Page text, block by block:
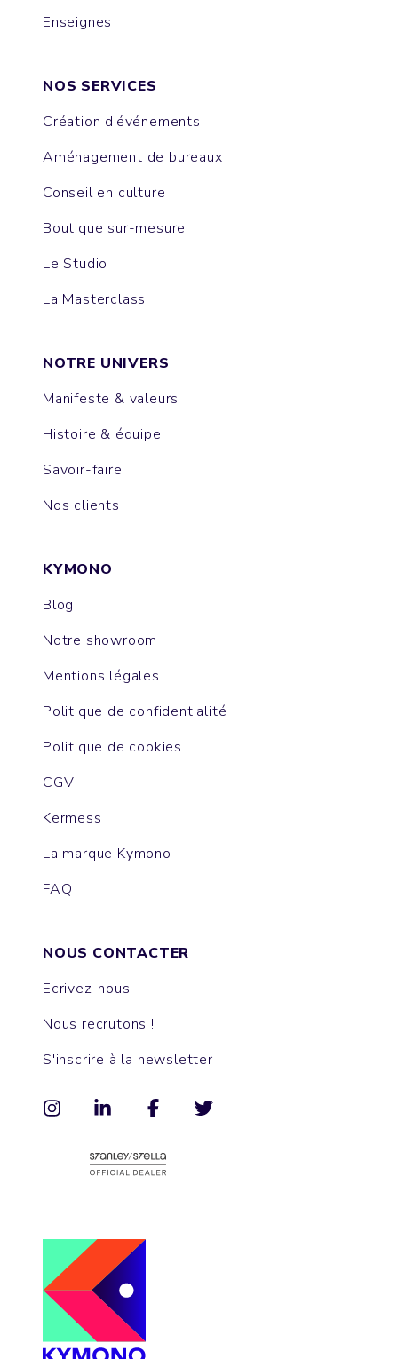
Enseignes
NOS SERVICES
Création d’événements
Aménagement de bureaux
Conseil en culture
Boutique sur-mesure
Le Studio
La Masterclass
NOTRE UNIVERS
Manifeste & valeurs
Histoire & équipe
Savoir-faire
Nos clients
KYMONO
Blog
Notre showroom
Mentions légales
Politique de confidentialité
Politique de cookies
CGV
Kermess
La marque Kymono
FAQ
NOUS CONTACTER
Ecrivez-nous
Nous recrutons !
S'inscrire à la newsletter